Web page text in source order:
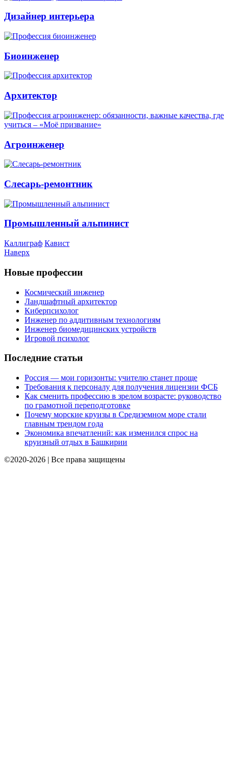
Дизайнер интерьера
Биоинженер
Архитектор
Агроинженер
Слесарь-ремонтник
Промышленный альпинист
Каллиграф Кавист
Наверх
Новые профессии
Космический инженер
Ландшафтный архитектор
Киберпсихолог
Инженер по аддитивным технологиям
Инженер биомедицинских устройств
Игровой психолог
Последние статьи
Россия — мои горизонты: учителю станет проще
Требования к персоналу для получения лицензии ФСБ
Как сменить профессию в зрелом возрасте: руководство
по грамотной переподготовке
Почему морские круизы в Средиземном море стали
главным трендом года
Экономика впечатлений: как изменился спрос на
круизный отдых в Башкирии
©2020-2026 | Все права защищены